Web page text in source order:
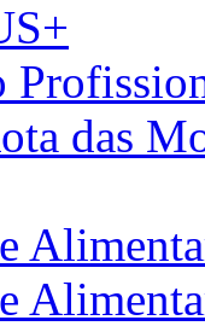
das